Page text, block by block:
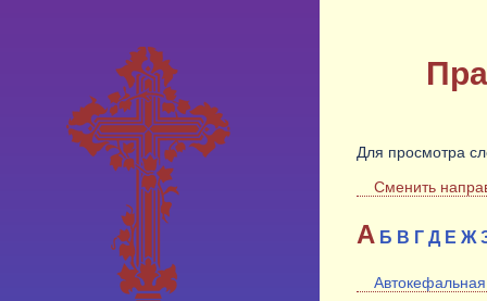
Для просмотра
Сменить
А Б В Г Д Е Ж